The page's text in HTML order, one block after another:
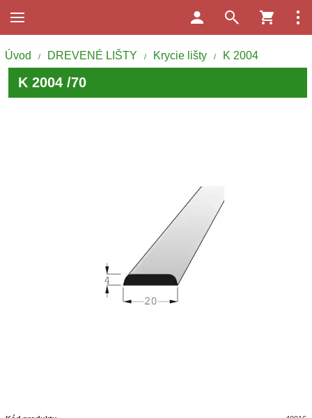
Úvod / DREVENÉ LIŠTY / Krycie lišty / K 2004
K 2004 /70